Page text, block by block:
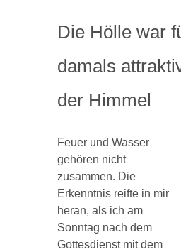
Die Hölle war
damals
der Himmel
Feuer und Wasser
gehören nicht
zusammen. Die
Erkenntnis reifte in mir
heran, als ich am
Sonntag nach dem
Gottesdienst mit dem